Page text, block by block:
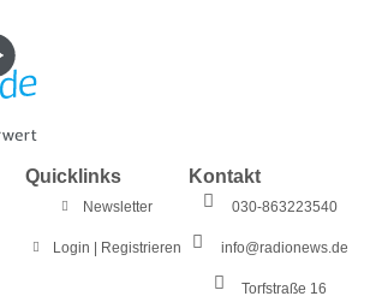
Quicklinks
Newsletter
Login | Registrieren
Kontakt
030-863223540
info@radionews.de
Torfstraße 16